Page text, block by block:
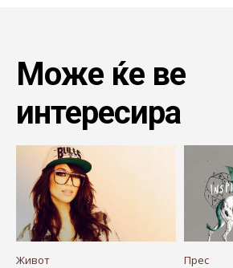
Може ќе ве
интересира
Живот Прес